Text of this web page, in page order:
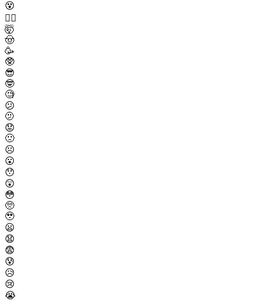
😵
😵‍💫
🤯
🤠
🥳
🥸
😎
🤓
🧐
😕
🫤
😟
🙁
☹️
😮
😯
😲
😳
🥺
🥹
😦
😧
😨
😰
😥
😢
😭